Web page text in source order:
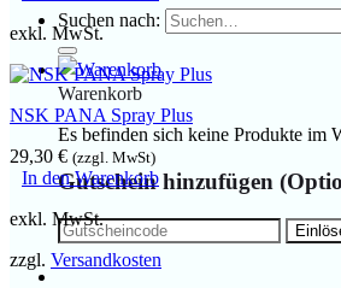
Suchen nach:
Warenkorb
Es befinden sich keine Produkte im
Gutschein hinzufügen
exkl. MwSt.
NSK PANA Spray Plus
29,30 € (zzgl. MwSt)
In den Warenkorb
exkl. MwSt.
zzgl. Versandkosten